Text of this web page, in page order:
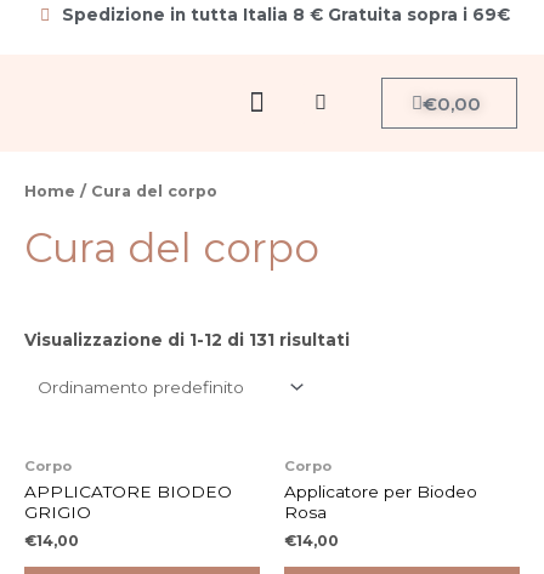
Spedizione in tutta Italia 8 € Gratuita sopra i 69€
MenuCerca
€0,00
Carrello
Home / Cura del corpo
Cura del corpo
Visualizzazione di 1-12 di 131 risultati
Corpo
APPLICATORE BIODEO
GRIGIO
€14,00
Corpo
Applicatore per Biodeo
Rosa
€14,00